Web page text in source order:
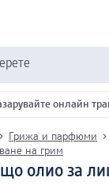
онлайн
Грижа и парфюми
на грим
олио за